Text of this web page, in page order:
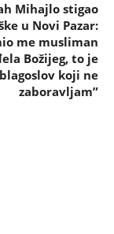
Mihajlo stigao
u Novi Pazar:
me musliman
Božijeg, to je
blagoslov koji ne
zaboravljam”